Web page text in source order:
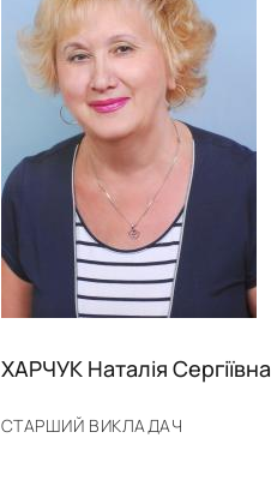
СТАРШИЙ ВИКЛАДАЧ
ХАРЧУК Наталія Сергіївна